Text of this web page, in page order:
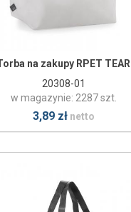
na zakupy RPET TEAR
20308-01
w magazynie: 2287 szt.
3,89 złnetto